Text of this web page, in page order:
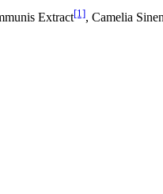
Extract[1], Camelia